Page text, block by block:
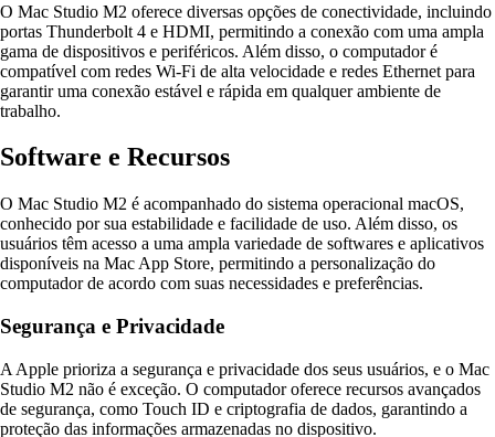
O Mac Studio M2 oferece diversas opções de conectividade, incluindo
portas Thunderbolt 4 e HDMI, permitindo a conexão com uma ampla
gama de dispositivos e periféricos. Além disso, o computador é
compatível com redes Wi-Fi de alta velocidade e redes Ethernet para
garantir uma conexão estável e rápida em qualquer ambiente de
trabalho.
Software e Recursos
O Mac Studio M2 é acompanhado do sistema operacional macOS,
conhecido por sua estabilidade e facilidade de uso. Além disso, os
usuários têm acesso a uma ampla variedade de softwares e aplicativos
disponíveis na Mac App Store, permitindo a personalização do
computador de acordo com suas necessidades e preferências.
Segurança e Privacidade
A Apple prioriza a segurança e privacidade dos seus usuários, e o Mac
Studio M2 não é exceção. O computador oferece recursos avançados
de segurança, como Touch ID e criptografia de dados, garantindo a
proteção das informações armazenadas no dispositivo.